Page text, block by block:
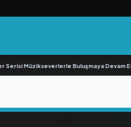
Müzikseverlerle Buluşmaya Devam